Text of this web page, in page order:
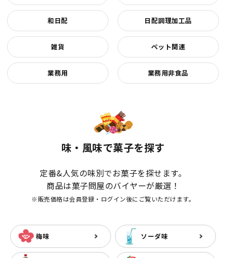
和日配 日配調理加工品
雑貨 ペット関連
業務用 業務用非食品
味・風味で菓子を探す
定番&人気の味別でお菓子を探せます。
商品は菓子問屋のバイヤーが厳選！
※販売価格は会員登録・ログイン後にご覧いただけます。
梅味 ソーダ味